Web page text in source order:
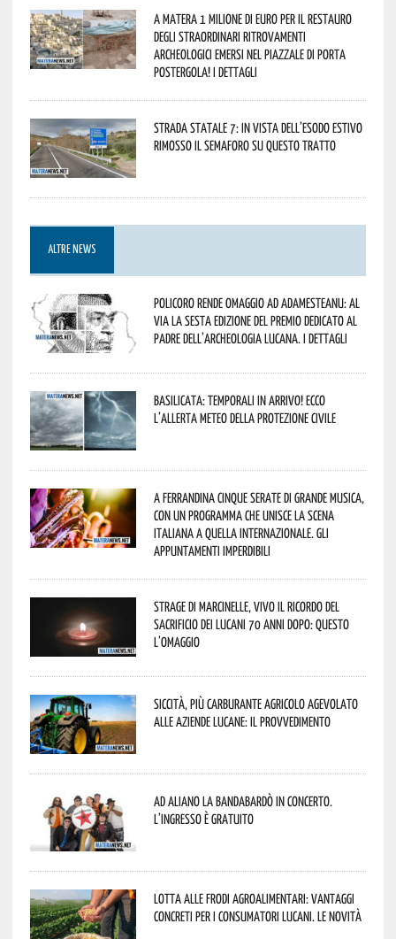
A Matera 1 milione di euro per il restauro
degli straordinari ritrovamenti
archeologici emersi nel piazzale di Porta
Postergola! I dettagli
Strada statale 7: in vista dell’esodo estivo
rimosso il semaforo su questo tratto
ALTRE NEWS
Policoro rende omaggio ad Adamesteanu: al
via la sesta edizione del Premio dedicato al
padre dell’archeologia lucana. I dettagli
Basilicata: temporali in arrivo! Ecco
l’allerta meteo della Protezione civile
A Ferrandina cinque serate di grande musica,
con un programma che unisce la scena
italiana a quella internazionale. Gli
appuntamenti imperdibili
Strage di Marcinelle, vivo il ricordo del
sacrificio dei lucani 70 anni dopo: questo
l’omaggio
Siccità, più carburante agricolo agevolato
alle aziende lucane: il provvedimento
Ad Aliano la Bandabardò in concerto.
L’ingresso è gratuito
Lotta alle frodi agroalimentari: vantaggi
concreti per i consumatori lucani. Le novità